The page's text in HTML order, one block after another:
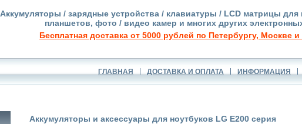
Аккумуляторы / зарядные устройства / клавиатуры / LCD матрицы для
планшетов, фото / видео камер и многих других
Бесплатная доставка от 5000 рублей по Петербургу, Москве
ГЛАВНАЯ ДОСТАВКА И ОПЛАТА ИНФОРМАЦИЯ
Аккумуляторы и аксессуары для ноутбуков LG E200 серия